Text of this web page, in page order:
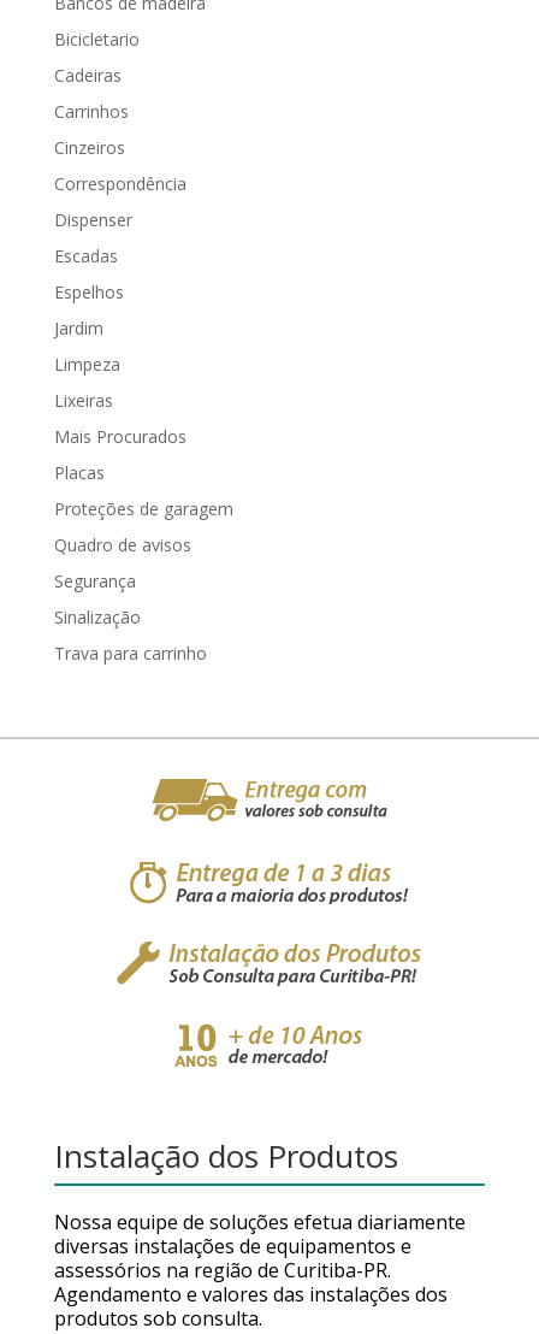
Bicicletario
Cadeiras
Carrinhos
Cinzeiros
Correspondência
Dispenser
Escadas
Espelhos
Jardim
Limpeza
Lixeiras
Mais Procurados
Placas
Proteções de garagem
Quadro de avisos
Segurança
Sinalização
Trava para carrinho
Instalação dos Produtos
Nossa equipe de soluções efetua diariamente
diversas instalações de equipamentos e
assessórios na região de Curitiba-PR.
Agendamento e valores das instalações dos
produtos sob consulta.